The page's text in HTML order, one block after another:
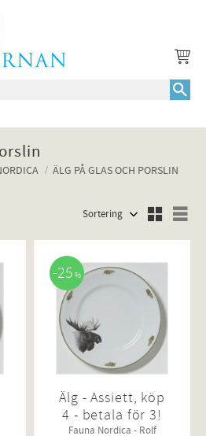
ÄLG PÅ GLAS OCH PORSLIN
Älg - Assiett, köp
4 - betala för 3!
Fauna Nordica - Rolf
25 %